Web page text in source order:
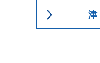
津